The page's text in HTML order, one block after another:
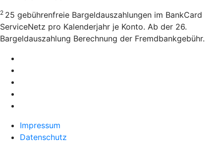
2 25 gebührenfreie Bargeldauszahlungen im BankCard
ServiceNetz pro Kalenderjahr je Konto. Ab der 26.
Bargeldauszahlung Berechnung der Fremdbankgebühr.
Impressum
Datenschutz